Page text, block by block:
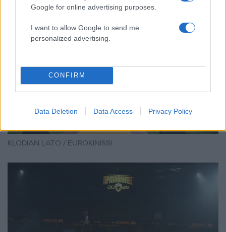
Google for online advertising purposes.
I want to allow Google to send me
personalized advertising.
CONFIRM
Data Deletion Data Access Privacy Policy
KLODIAN LATO / EUROKINISSI